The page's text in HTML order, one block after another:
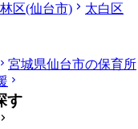
区(仙台市)
太白区
宮城県仙台市の保育所
す